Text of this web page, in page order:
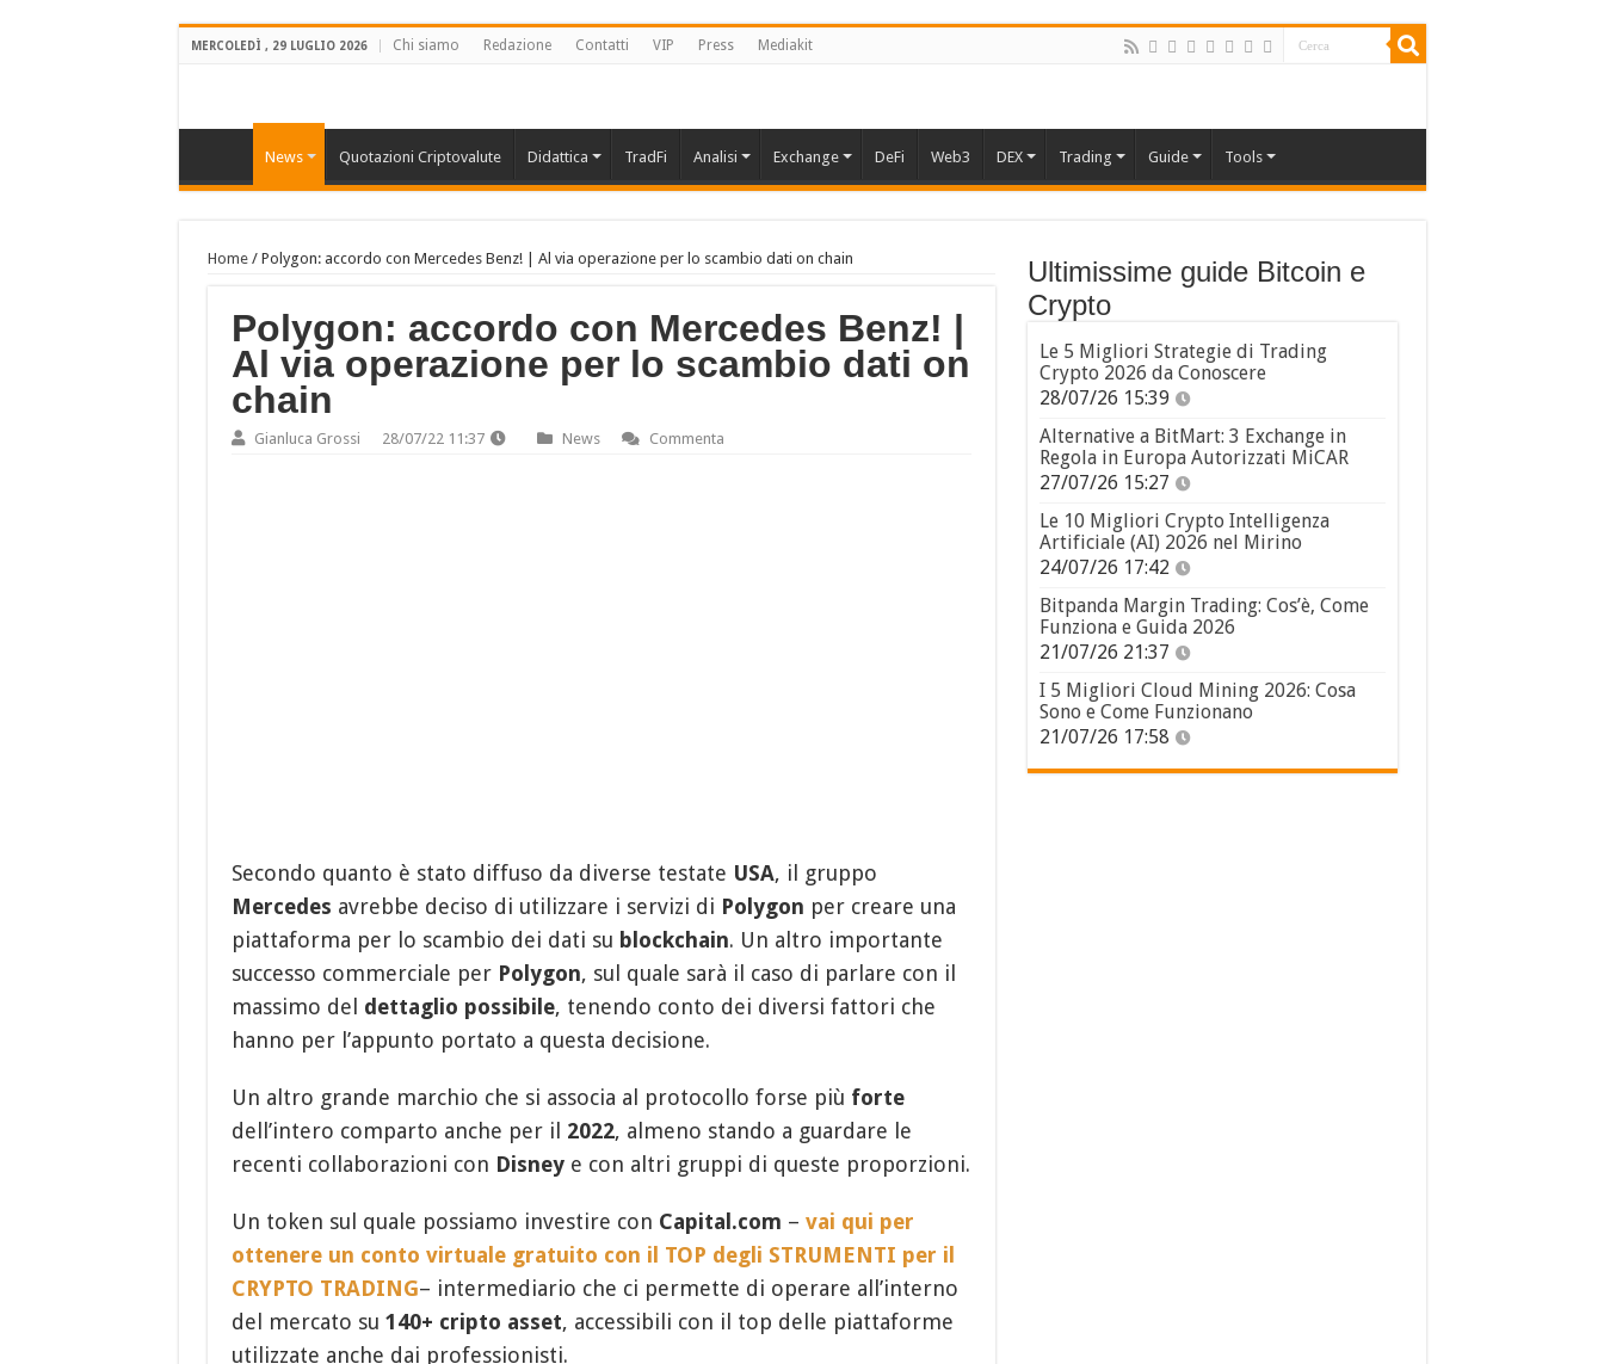
MERCOLEDÌ , 29 LUGLIO 2026 Chi siamo Redazione Contatti VIP Press Mediakit
News Quotazioni Criptovalute Didattica TradFi Analisi Exchange DeFi Web3 DEX Trading Guide Tools
Home/ Polygon: accordo con Mercedes Benz! | Al via operazione per lo scambio dati on chain
Polygon: accordo con Mercedes Benz! |
Al via operazione per lo scambio dati on
chain
Gianluca Grossi 28/07/22 11:37 News Commenta
Secondo quanto è stato diffuso da diverse testate USA, il gruppo
Mercedes avrebbe deciso di utilizzare i servizi di Polygon per creare una
piattaforma per lo scambio dei dati su blockchain. Un altro importante
successo commerciale per Polygon, sul quale sarà il caso di parlare con il
massimo del dettaglio possibile, tenendo conto dei diversi fattori che
hanno per l’appunto portato a questa decisione.
Un altro grande marchio che si associa al protocollo forse più forte
dell’intero comparto anche per il 2022, almeno stando a guardare le
recenti collaborazioni con Disneye con altri gruppi di queste proporzioni.
Un token sul quale possiamo investire con Capital.com – vai qui per
ottenere un conto virtuale gratuito con il TOP degli STRUMENTI per il
CRYPTO TRADING– intermediario che ci permette di operare all’interno
del mercato su 140+ cripto asset, accessibili con il top delle piattaforme
utilizzate anche dai professionisti.
Ultimissime guide Bitcoin e
Crypto
Le 5 Migliori Strategie di Trading
Crypto 2026 da Conoscere
28/07/26 15:39
Alternative a BitMart: 3 Exchange in
Regola in Europa Autorizzati MiCAR
27/07/26 15:27
Le 10 Migliori Crypto Intelligenza
Artificiale (AI) 2026 nel Mirino
24/07/26 17:42
Bitpanda Margin Trading: Cos’è, Come
Funziona e Guida 2026
21/07/26 21:37
I 5 Migliori Cloud Mining 2026: Cosa
Sono e Come Funzionano
21/07/26 17:58